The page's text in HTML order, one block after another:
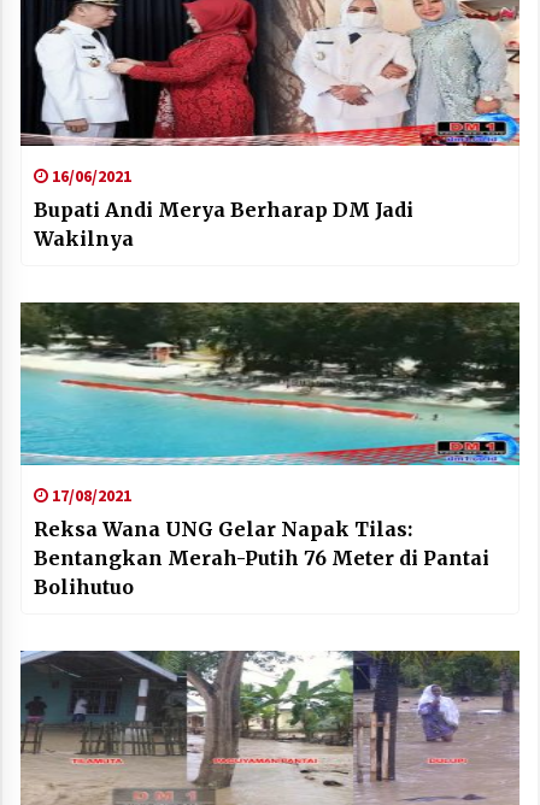
16/06/2021
Bupati Andi Merya Berharap DM Jadi
Wakilnya
17/08/2021
Reksa Wana UNG Gelar Napak Tilas:
Bentangkan Merah-Putih 76 Meter di Pantai
Bolihutuo